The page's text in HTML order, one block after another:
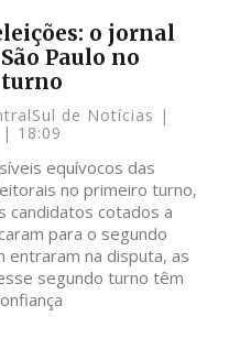
o jornal
Paulo no
turno
de Notícias
18:09
equívocos das
no primeiro turno,
candidatos cotados a
para o segundo
entraram na disputa, as
segundo turno têm